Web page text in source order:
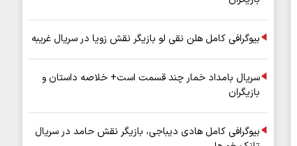
بیوگرافی کامل هلن نقی لو بازیگر نقش زویا در سریال غریبه
سریال بامداد خمار چند قسمت است+ خلاصه داستان و
بازیگران
بیوگرافی کامل هادی دیباجی، بازیگر نقش حامد در سریال